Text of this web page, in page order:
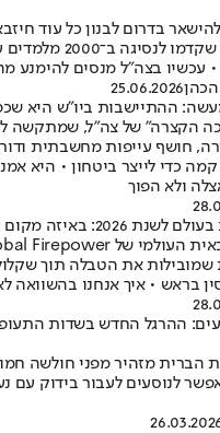
בדרום לבנון כל עוד
הלקחים מהשנים
עכשיו בצה"ל מנסים להימנע
הכהן25.06.2026
ההתיישבות ביו"ש היא
הקצרה" של צה"ל, שמתקשה
חושף עייפות מחשבתית
כדי לייצר ביטחון • היא
ולא הפוך
מקום נמצאת ישראל?
את הטבלה תוך
בראש • איך אנחנו בהשוואה
ההרגל החדש בשדות
הברית מזהיר מפני חולשה
לנוסעים לעבור בידוק עם